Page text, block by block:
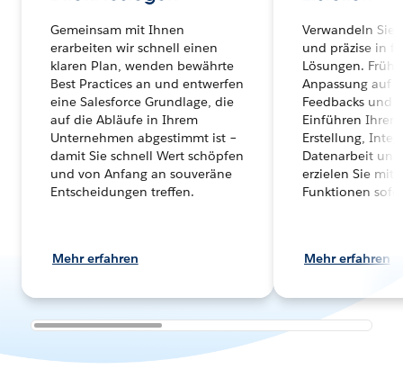
Gemeinsam mit Ihnen
erarbeiten wir schnell einen
klaren Plan, wenden bewährte
Best Practices an und entwerfen
eine Salesforce Grundlage, die
auf die Abläufe in Ihrem
Unternehmen abgestimmt ist –
damit Sie schnell Wert schöpfen
und von Anfang an souveräne
Entscheidungen treffen.
Mehr erfahren
Verwandeln Sie
und präzise in
Lösungen.
Anpassung auf
Feedbacks und
Einführen
Erstellung,
Datenarbeit
erzielen Sie mit
Funktionen
Mehr erfahren